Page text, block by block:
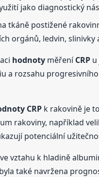
jako diagnostický
tkáně postižené
orgánů, ledvin, slinivky
hodnotyměřeníCRPu
a rozsahu
CRPk rakovině je
rakoviny, například
potenciální
vztahu k hladině
také navržena